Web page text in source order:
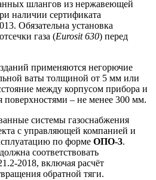
шлангов из нержавеющей
наличии сертификата
Обязательна установка
газа (Eurosit 630) перед
применяются негорючие
ваты толщиной от 5 мм или
между корпусом прибора и
– не менее 300 мм.
системы газоснабжения
с управляющей компанией и
по форме ОПО-3.
соответствовать
2018, включая расчёт
обратной тяги.